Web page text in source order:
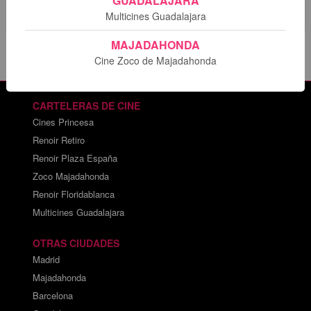
CARTELERAS DE CINE
Cines Princesa
Renoir Retiro
Renoir Plaza España
Zoco Majadahonda
Renoir Floridablanca
Multicines Guadalajara
OTRAS CIUDADES
Madrid
Majadahonda
Barcelona
Multicines Guadalajara
MAJADAHONDA
Cine Zoco de Majadahonda